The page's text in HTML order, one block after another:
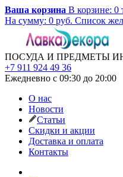
Ваша корзина В корзине: 0
На сумму: 0 руб. Список
ПОСУДА И ПРЕДМЕТЫ
+7 911 924 49 36
Ежедневно с 09:30 до 20:00
О нас
Новости
Статьи
Скидки и акции
Доставка и оплата
Контакты